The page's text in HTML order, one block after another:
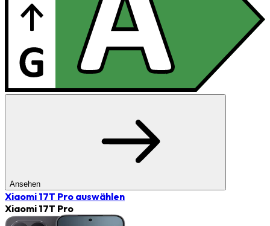
Ansehen
Xiaomi 17T Pro auswählen
Xiaomi 17T Pro